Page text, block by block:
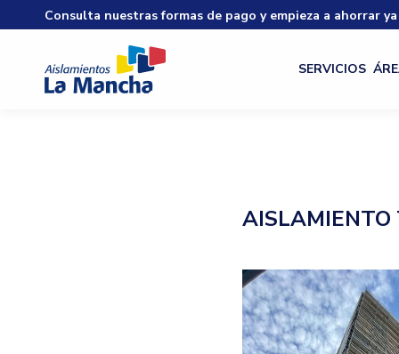
Consulta nuestras formas de pago y empieza a ahorrar ya
SERVICIOS
AISLAMIENTO